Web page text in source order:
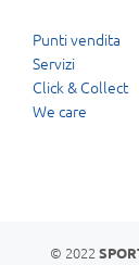
Punti vendita
Servizi
Click & Collect
We care
© 2022